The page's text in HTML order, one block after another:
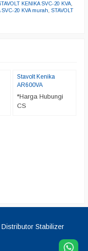
KENIKA SVC-20 KVA
SVC-20 KVA murah STAVOLT
Stavolt Kenika
AR600VA
*Harga Hubungi
CS
Stabilizer